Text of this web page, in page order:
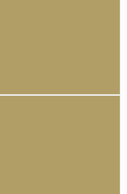
синяя